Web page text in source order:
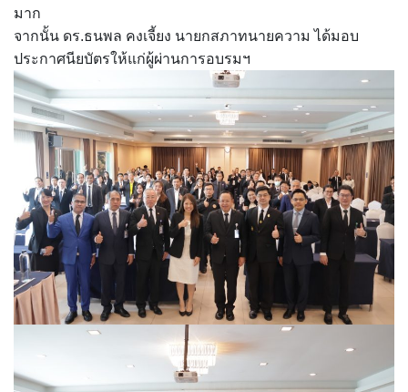
มาก
จากนั้น ดร.ธนพล คงเจี้ยง นายกสภาทนายความ ได้มอบ
ประกาศนียบัตรให้แก่ผู้ผ่านการอบรมฯ